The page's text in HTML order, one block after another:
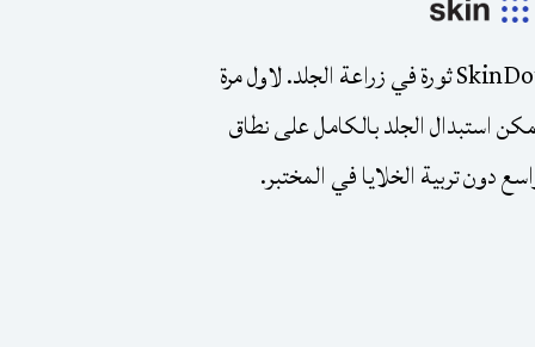
SkinDot ثورة في زراعة الجلد. لاول مرة
استبدال الجلد بالكامل على نطاق
دون تربية الخلايا في المختبر.